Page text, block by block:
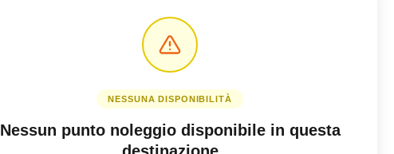
NESSUNA DISPONIBILITÀ
Nessun punto noleggio disponibile in questa